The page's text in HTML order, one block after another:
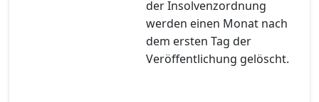
der Insolvenzordnung
werden einen Monat nach
dem ersten Tag der
Veröffentlichung gelöscht.